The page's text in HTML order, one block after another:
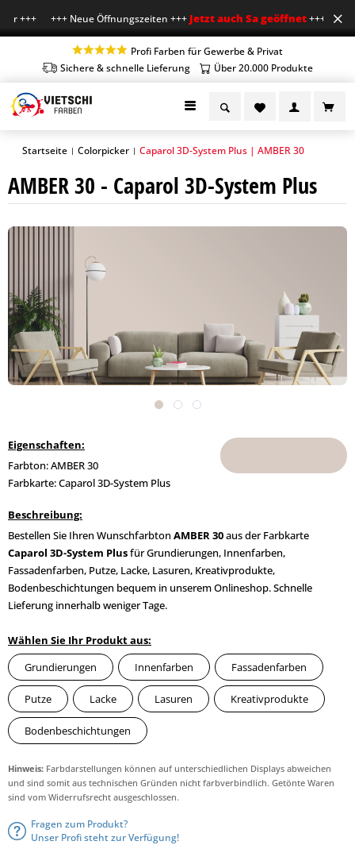
+++ +++ Neue Öffnungszeiten +++Jetzt auch Sa geöffnet+++ Mo-Fr 7-
Profi Farben für Gewerbe & Privat
Sichere & schnelle Lieferung
Über 20.000 Produkte
Startseite | Colorpicker | Caparol 3D-System Plus | AMBER 30
AMBER 30 - Caparol 3D-System Plus
Eigenschaften:
Farbton: AMBER 30
Farbkarte: Caparol 3D-System Plus
Beschreibung:
Bestellen Sie Ihren Wunschfarbton AMBER 30aus der Farbkarte
Caparol 3D-System Plusfür Grundierungen, Innenfarben,
Fassadenfarben, Putze, Lacke, Lasuren, Kreativprodukte,
Bodenbeschichtungen bequem in unserem Onlineshop. Schnelle
Lieferung innerhalb weniger Tage.
Wählen Sie Ihr Produkt aus:
Grundierungen
Innenfarben Fassadenfarben
Putze Lacke Lasuren Kreativprodukte
Bodenbeschichtungen
Hinweis: Farbdarstellungen können auf unterschiedlichen Displays abweichen
und sind somit aus technischen Gründen nicht farbverbindlich. Getönte Waren
sind vom Widerrufsrecht ausgeschlossen.
Fragen zum Produkt?
Unser Profi steht zur Verfügung!